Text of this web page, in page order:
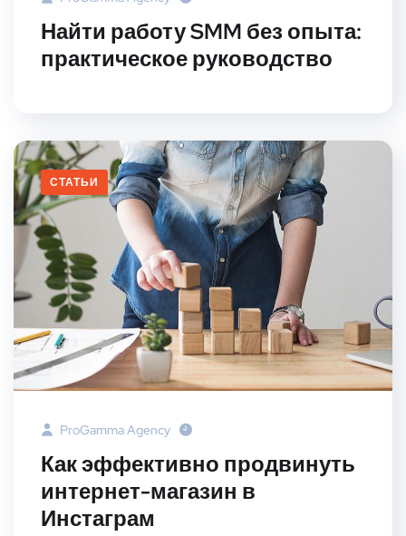
Найти работу SMM без опыта:
практическое руководство
СТАТЬИ
ProGamma Agency
Как эффективно продвинуть
интернет-магазин в
Инстаграм